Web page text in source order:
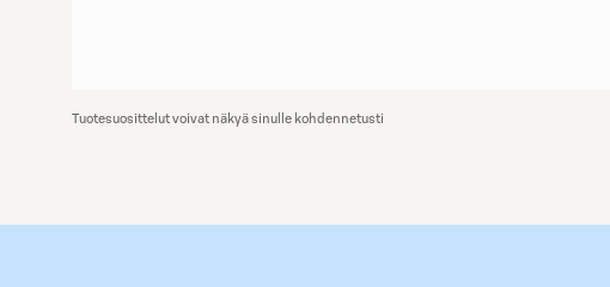
Tuotesuosittelut voivat näkyä sinulle kohdennetusti